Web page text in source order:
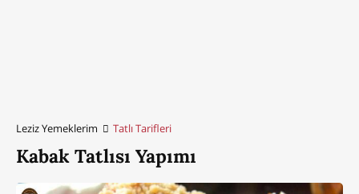
Leziz Yemeklerim Tatlı Tarifleri
Kabak Tatlısı Yapımı